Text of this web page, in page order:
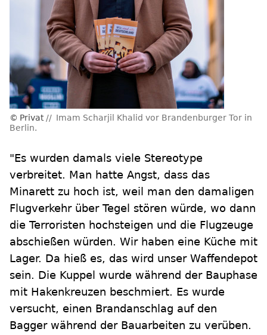
Privat
Imam Scharjil Khalid vor Brandenburger Tor in
Berlin.
"Es wurden damals viele Stereotype
verbreitet. Man hatte Angst, dass das
Minarett zu hoch ist, weil man den damaligen
Flugverkehr über Tegel stören würde, wo dann
die Terroristen hochsteigen und die Flugzeuge
abschießen würden. Wir haben eine Küche mit
Lager. Da hieß es, das wird unser Waffendepot
sein. Die Kuppel wurde während der Bauphase
mit Hakenkreuzen beschmiert. Es wurde
versucht, einen Brandanschlag auf den
Bagger während der Bauarbeiten zu verüben.